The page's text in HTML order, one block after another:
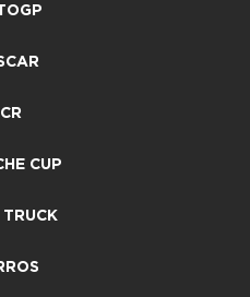
CUP
TRUCK